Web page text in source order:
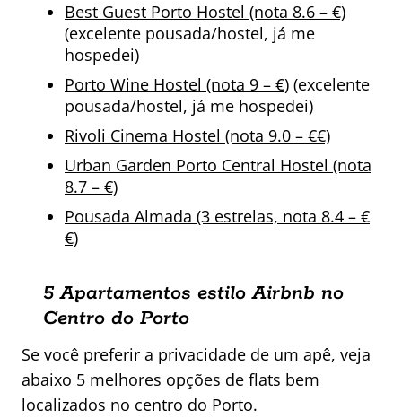
Best Guest Porto Hostel (nota 8.6 – €)
(excelente pousada/hostel, já me
hospedei)
Porto Wine Hostel (nota 9 – €) (excelente
pousada/hostel, já me hospedei)
Rivoli Cinema Hostel (nota 9.0 – €€)
Urban Garden Porto Central Hostel (nota
8.7 – €)
Pousada Almada (3 estrelas, nota 8.4 – €
€)
5 Apartamentos estilo Airbnb no
Centro do Porto
Se você preferir a privacidade de um apê, veja
abaixo 5 melhores opções de flats bem
localizados no centro do Porto.